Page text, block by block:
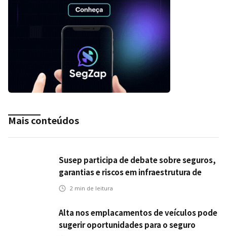
Mais conteúdos
Susep participa de debate sobre seguros,
garantias e riscos em infraestrutura de
transportes
2 min de leitura
Alta nos emplacamentos de veículos pode
sugerir oportunidades para o seguro